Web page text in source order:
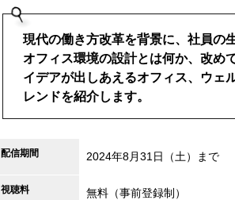
現代の働き方改革を背景に、社員の
オフィス環境の設計とは何か、改め
イデアが出しあえるオフィス、ウェ
レンドを紹介します。
配信期間 2024年8月31日（土）まで
視聴料 無料（事前登録制）